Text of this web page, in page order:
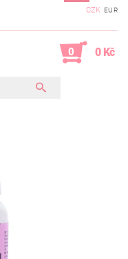
CZK EUR
0 0 Kč